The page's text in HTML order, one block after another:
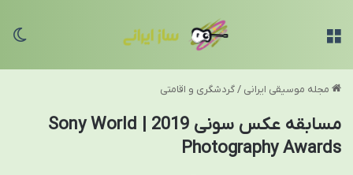
مجله موسیقی ایرانی /گردشگری و اقامتی
مسابقه عکس سونی 2019 | Sony World
Photography Awards